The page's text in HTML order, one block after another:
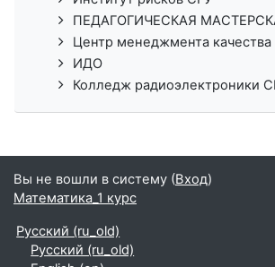
ПЕДАГОГИЧЕСКАЯ
Центр менеджмента качества
ИДО
Колледж радиоэлектроники
Вы не вошли в систему (Вход)
Математика_1 курс
Русский ‎(ru_old)‎
Русский ‎(ru_old)‎